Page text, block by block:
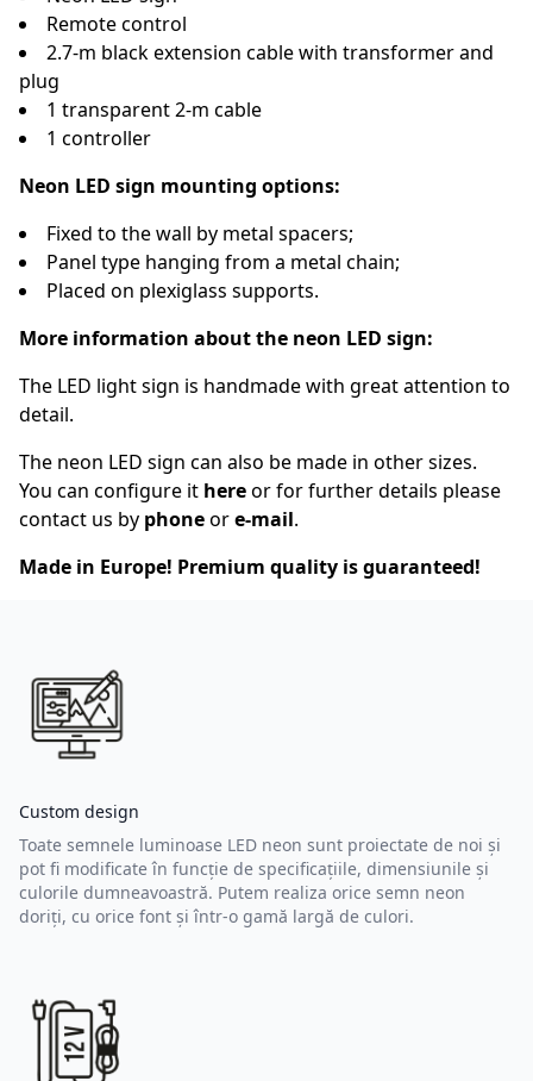
Remote control
2.7-m black extension cable with transformer and
plug
1 transparent 2-m cable
1 controller
Neon LED sign mounting options:
Fixed to the wall by metal spacers;
Panel type hanging from a metal chain;
Placed on plexiglass supports.
More information about the neon LED sign:
The LED light sign is handmade with great attention to
detail.
The neon LED sign can also be made in other sizes.
You can configure it hereor for further details please
contact us by phoneore-mail.
Made in Europe! Premium quality is guaranteed!
Custom design
Toate semnele luminoase LED neon sunt proiectate de noi și
pot fi modificate în funcție de specificațiile, dimensiunile și
culorile dumneavoastră. Putem realiza orice semn neon
doriți, cu orice font și într-o gamă largă de culori.